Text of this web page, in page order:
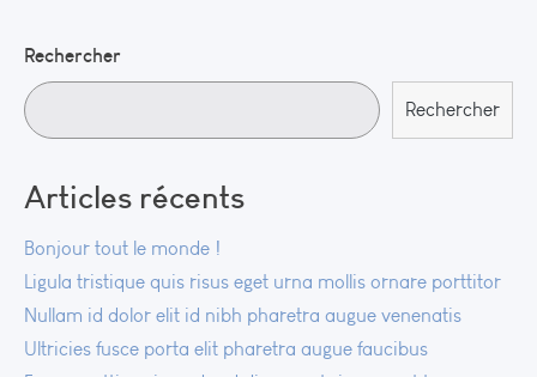
Rechercher
Rechercher
Articles récents
Bonjour tout le monde !
Ligula tristique quis risus eget urna mollis ornare porttitor
Nullam id dolor elit id nibh pharetra augue venenatis
Ultricies fusce porta elit pharetra augue faucibus